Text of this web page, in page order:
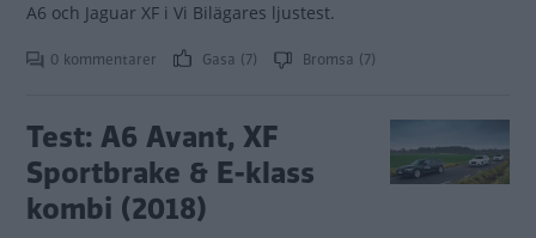
A6 och Jaguar XF i Vi Bilägares ljustest.
0 kommentarer Gasa (7) Bromsa (7)
Test: A6 Avant, XF
Sportbrake & E-klass
kombi (2018)